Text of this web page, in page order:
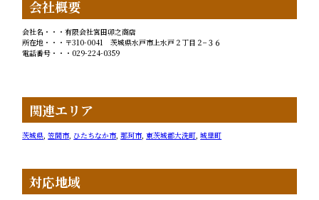
会社概要
会社名・・・有限会社宮田卯之商店
所在地・・・〒310-0041 茨城県水戸市上水戸２丁目２−３６
電話番号・・・029-224-0359
関連エリア
茨城県 ,笠間市, ひたちなか市,那珂市,東茨城郡大洗町 ,城里町
対応地域